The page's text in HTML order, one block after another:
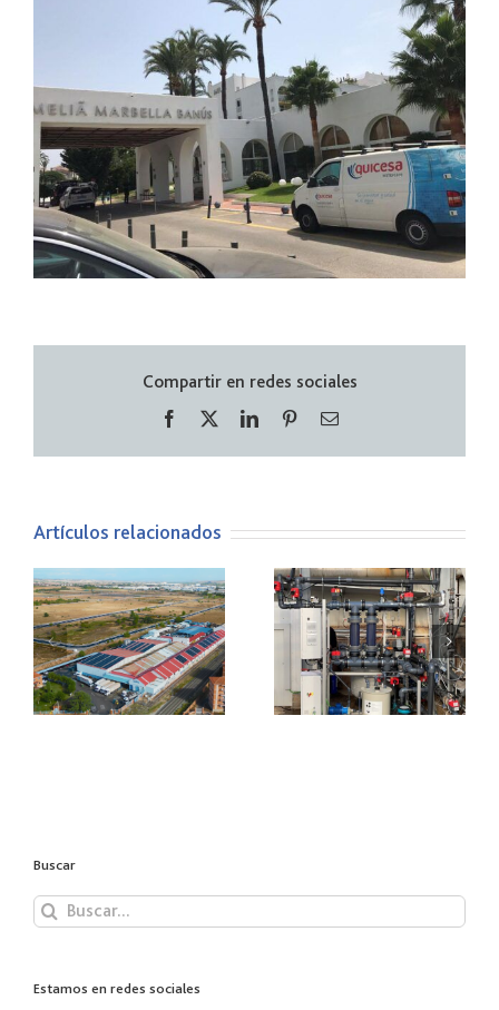
Compartir en redes sociales
Facebook LinkedInPinterestCorreo
Artículos relacionados
GRUPO PALACIOS
apuesta por la
electroporación
para el tratamiento
del agua
Celebramos la
Convención Anual
2022 Quicesa
Buscar
Buscar:
Estamos en redes sociales